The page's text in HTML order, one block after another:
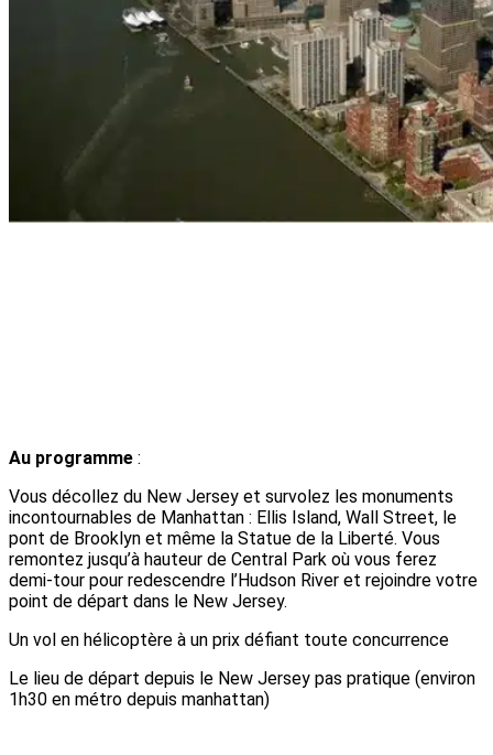
Au programme :
Vous décollez du New Jersey et survolez les monuments
incontournables de Manhattan : Ellis Island, Wall Street, le
pont de Brooklyn et même la Statue de la Liberté. Vous
remontez jusqu’à hauteur de Central Park où vous ferez
demi-tour pour redescendre l’Hudson River et rejoindre votre
point de départ dans le New Jersey.
Un vol en hélicoptère à un prix défiant toute concurrence
Le lieu de départ depuis le New Jersey pas pratique (environ
1h30 en métro depuis manhattan)